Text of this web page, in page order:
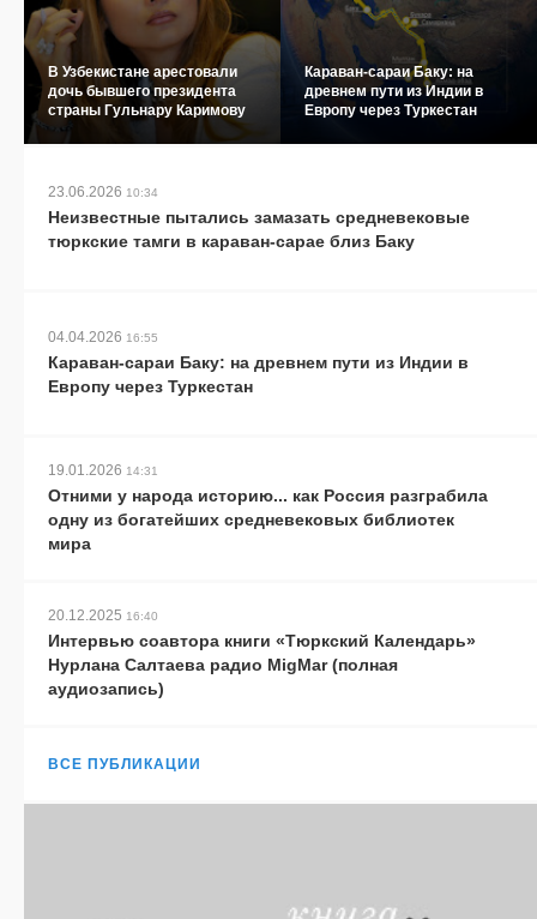
В Узбекистане арестовали
дочь бывшего президента
страны Гульнару Каримову
Караван-сараи Баку: на
древнем пути из Индии в
Европу через Туркестан
23.06.2026 10:34
Неизвестные пытались замазать средневековые
тюркские тамги в караван-сарае близ Баку
04.04.2026 16:55
Караван-сараи Баку: на древнем пути из Индии в
Европу через Туркестан
19.01.2026 14:31
Отними у народа историю... как Россия разграбила
одну из богатейших средневековых библиотек
мира
20.12.2025 16:40
Интервью соавтора книги «Тюркский Календарь»
Нурлана Салтаева радио MigMar (полная
аудиозапись)
ВСЕ ПУБЛИКАЦИИ